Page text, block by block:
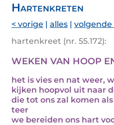
Hartenkreten
< vorige | alles | volgende
hartenkreet (nr. 55.172):
WEKEN VAN HOOP
het is vies en nat weer,
kijken hoopvol uit naar
die tot ons zal komen
teer
we bereiden ons hart